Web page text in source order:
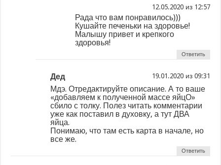
из
Рада что вам понравилось)))
Кушайте печеньки на здоровье!
Малышу привет и крепкого
здоровья!
Ответить
Дед из
Мдэ. Отредактируйте описание. А то ваше
«добавляем к полученной массе яйцО»
сбило с толку. Полез читать комментарии
уже как поставил в духовку, а тут ДВА
яйца.
Понимаю, что там есть карта в начале, но
все же.
Ответить